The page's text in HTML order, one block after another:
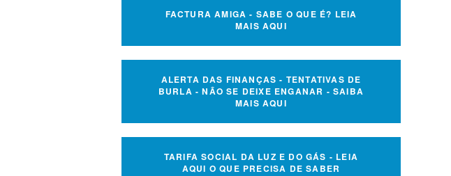
FACTURA AMIGA - SABE O QUE É? LEIA
MAIS AQUI
ALERTA DAS FINANÇAS - TENTATIVAS DE
BURLA - NÃO SE DEIXE ENGANAR - SAIBA
MAIS AQUI
TARIFA SOCIAL DA LUZ E DO GÁS - LEIA
AQUI O QUE PRECISA DE SABER